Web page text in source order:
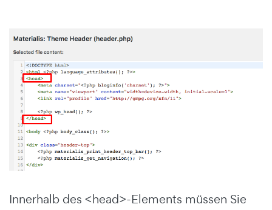
Innerhalb des <head>-Elements müssen Sie